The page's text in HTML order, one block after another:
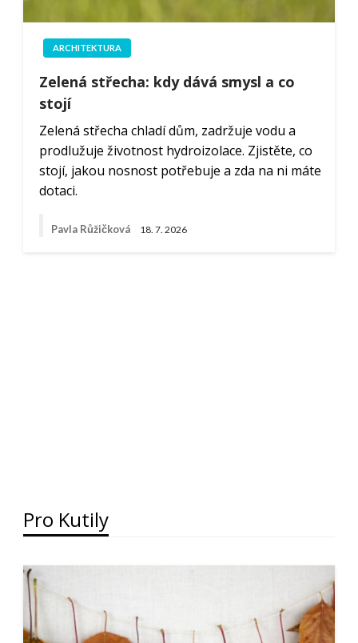
ARCHITEKTURA
Zelená střecha: kdy dává smysl a co
stojí
Zelená střecha chladí dům, zadržuje vodu a
prodlužuje životnost hydroizolace. Zjistěte, co
stojí, jakou nosnost potřebuje a zda na ni máte
dotaci.
Pavla Růžičková 18. 7. 2026
Pro Kutily